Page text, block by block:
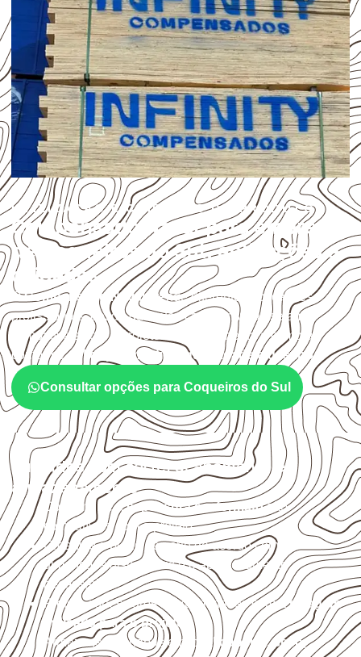
UTILIZAÇÃO E CUIDADOS DO PRODUTO
Compensado Naval para empresas
de Coqueiros do Sul: aplicações e
cuidados
OCompensado Navalatende diferentes aplicações
profissionais, desde que suas características sejam
compatíveis com o projeto. A Infinity orienta a compra
conformeaplicação, medida, quantidade e destino.
Consultar opções para Coqueiros do Sul
Cuidados com corte, acabamento e
armazenamento
Confirme se aespessura e o formatosão
compatíveis com o projeto.
Organize o plano de corte de acordo com as
dimensões disponíveis e o aproveitamento
necessário.
Proteja cortes, furos e extremidades com aselagem
indicada para o projeto
Armazene as chapas em local coberto, seco,